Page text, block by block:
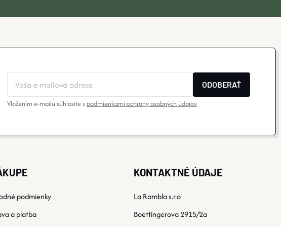
ODOBERAŤ
Vložením e-mailu súhlasíte s podmienkami ochrany osobných údajov
podmienky
a platba
KONTAKTNÉ ÚDAJE
La Rambla s.r.o
Boettingerova 2915/2a